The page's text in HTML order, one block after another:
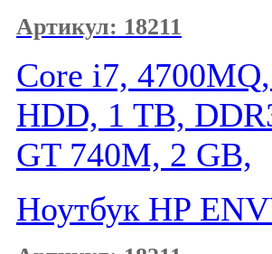
Артикул: 18211
Core i7,
HDD, 1 TB,
GT 740M, 2 GB,
Ноутбук HP